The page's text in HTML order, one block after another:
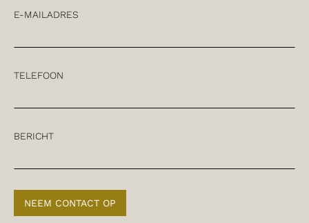
E-MAILADRES
TELEFOON
BERICHT